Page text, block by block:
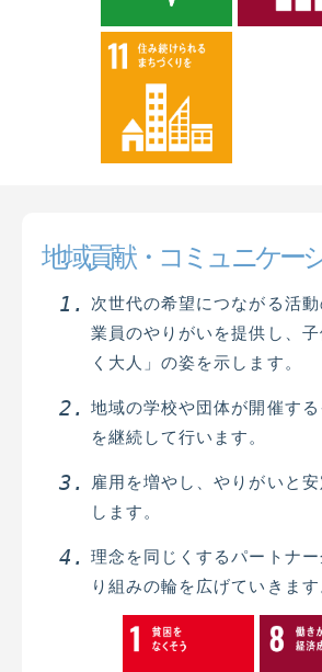
地域貢献・コミュニケー
次世代の希望につながる活
業員のやりがいを提供し、
く大人」の姿を示します。
地域の学校や団体が開催す
を継続して行います。
雇用を増やし、やりがいと
します。
理念を同じくするパートナ
り組みの輪を広げていきます